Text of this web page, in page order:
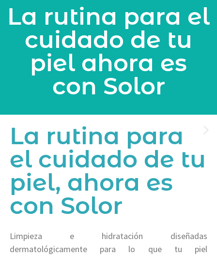
La rutina para el
cuidado de tu
piel ahora es
con Solor
La rutina para
el cuidado de tu
piel, ahora es
con Solor
Limpieza e hidratación diseñadas
dermatológicamente para lo que tu piel